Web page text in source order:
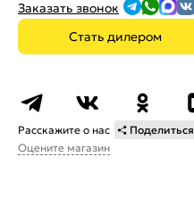
Заказать звонок
Стать дилером
Расскажите о нас
Поделиться
Оцените магазин